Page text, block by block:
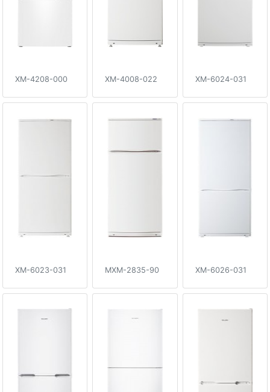
XM-4208-000 XM-4008-022 XM-6024-031
XM-6023-031 MXM-2835-90 XM-6026-031